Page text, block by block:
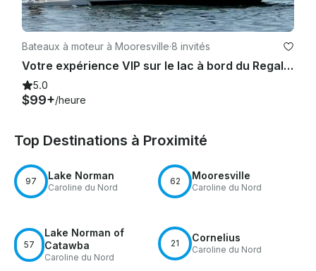
Bateaux à moteur à Mooresville·8 invités
Votre expérience VIP sur le lac à bord du Regal 2300 RX Bowrider : Lake Norman
5.0
$99+/heure
Top Destinations à Proximité
97 Lake Norman
Caroline du Nord
62 Mooresville
Caroline du Nord
57
Lake Norman of
Catawba
Caroline du Nord
21 Cornelius
Caroline du Nord